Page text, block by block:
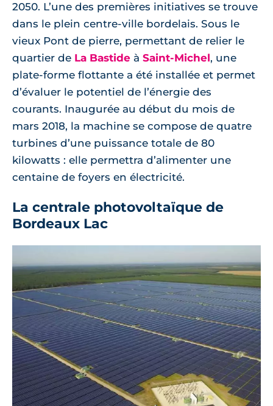
2050. L’une des premières initiatives se trouve
dans le plein centre-ville bordelais. Sous le
vieux Pont de pierre, permettant de relier le
quartier de La Bastide à Saint-Michel, une
plate-forme flottante a été installée et permet
d’évaluer le potentiel de l’énergie des
courants. Inaugurée au début du mois de
mars 2018, la machine se compose de quatre
turbines d’une puissance totale de 80
kilowatts : elle permettra d’alimenter une
centaine de foyers en électricité.
La centrale photovoltaïque de
Bordeaux Lac